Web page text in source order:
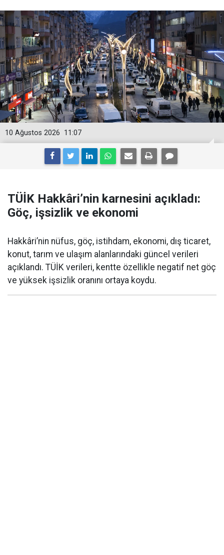
11:07
10 Ağustos 2026
TÜİK Hakkâri’nin karnesini açıkladı:
Göç, işsizlik ve ekonomi
Hakkâri’nin nüfus, göç, istihdam, ekonomi, dış ticaret,
konut, tarım ve ulaşım alanlarındaki güncel verileri
açıklandı. TÜİK verileri, kentte özellikle negatif net göç
ve yüksek işsizlik oranını ortaya koydu.